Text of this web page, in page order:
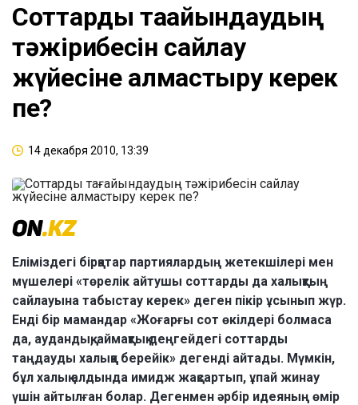
Соттарды тағайындаудың
тәжірибесін сайлау
жүйесіне алмастыру керек
пе?
14 декабря 2010, 13:39
Еліміздегі бірқатар партиялардың жетекшілері мен
мүшелері «төрелік айтушы соттарды да халықтың
сайлауына табыстау керек» деген пікір ұсынып жүр.
Енді бір мамандар «Жоғарғы сот өкілдері болмаса
да, аудандық, аймақтық деңгейдегі соттарды
таңдауды халыққа берейік» дегенді айтады. Мүмкін,
бұл халық алдында имидж жақсартып, ұпай жинау
үшін айтылған болар. Дегенмен әрбір идеяның өмір